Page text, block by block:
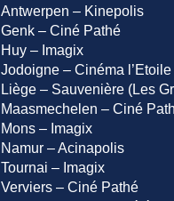
Antwerpen – Kinepolis
Genk – Ciné Pathé
Huy – Imagix
Jodoigne – Cinéma l’Etoile
Liège – Sauvenière (Les
Maasmechelen – Ciné
Mons – Imagix
Namur – Acinapolis
Tournai – Imagix
Verviers – Ciné Pathé